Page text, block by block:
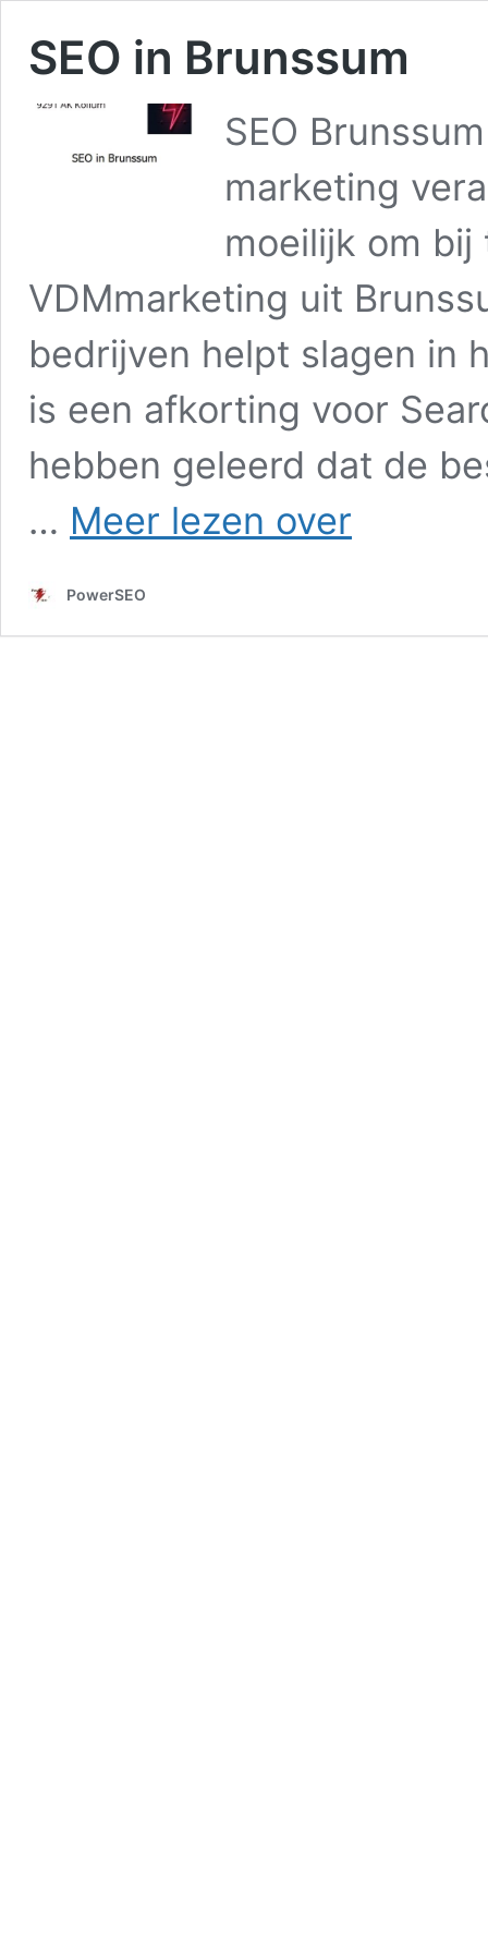
SEO in Brunssum
SEO
marketing
moeilijk om bij
VDMmarketing uit
bedrijven helpt slagen in
is een afkorting voor
hebben geleerd dat de
… Meer lezen over
PowerSEO